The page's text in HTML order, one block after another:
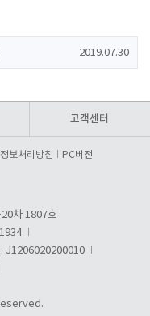
2019.07.30
고객센터
보처리방침 PC버전
차 1807호
J1206020200010